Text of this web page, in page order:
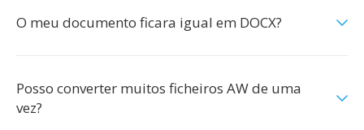
O meu documento ficara igual em DOCX?
Posso converter muitos ficheiros AW de uma
vez?